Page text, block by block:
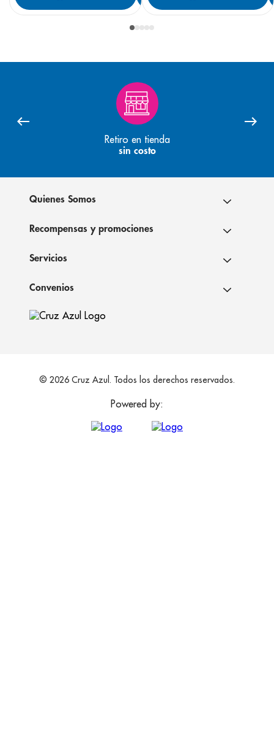
Retiro en tienda
sin costo
Quienes Somos
Recompensas y promociones
Servicios
Convenios
© 2026 Cruz Azul. Todos los derechos reservados.
Powered by: